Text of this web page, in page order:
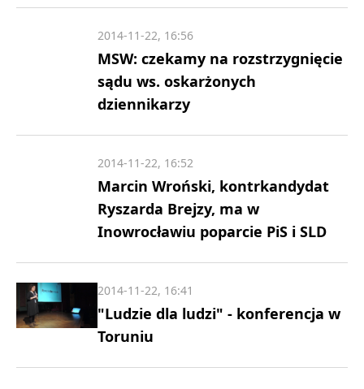
MSW: czekamy na rozstrzygnięcie
sądu ws. oskarżonych
dziennikarzy
2014-11-22, 16:56
Marcin Wroński, kontrkandydat
Ryszarda Brejzy, ma w
Inowrocławiu poparcie PiS i SLD
2014-11-22, 16:52
"Ludzie dla ludzi" - konferencja w
Toruniu
2014-11-22, 16:41